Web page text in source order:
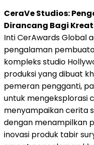
CeraVe Studios:
Dirancang Bagi
Inti CerAwards Global
pengalaman
kompleks studio
produksi yang dibuat
pemeran pengganti,
untuk mengeksplorasi
menyampaikan cerita
dengan menampilkan
inovasi produk tabir